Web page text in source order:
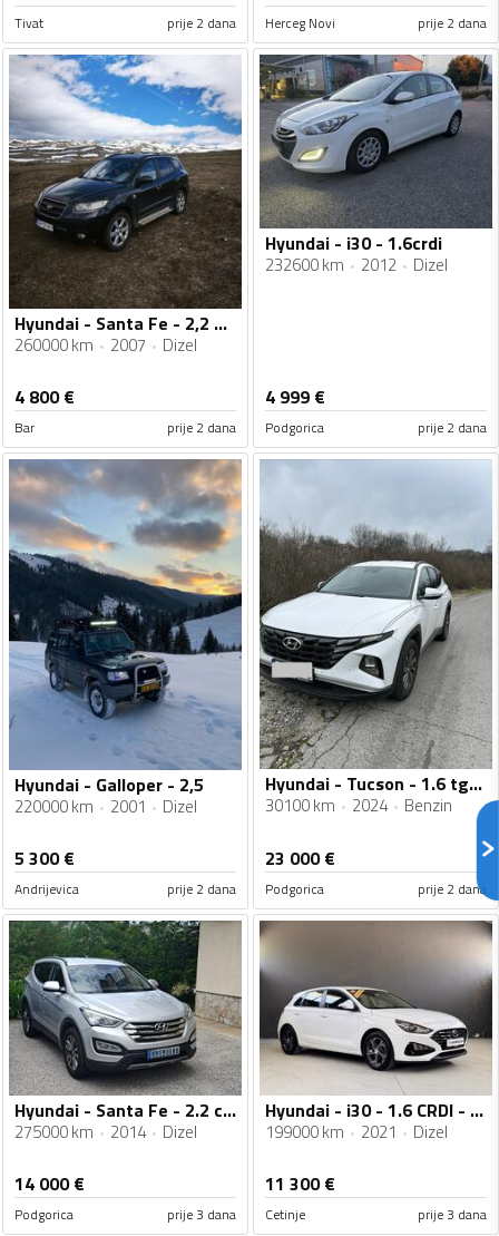
Tivat prije 2 dana Herceg Novi prije 2 dana
Hyundai - Santa Fe - 2,2 GLS CRDI
260000 km 2007 Dizel
4 800€
Bar prije 2 dana
Hyundai - i30 - 1.6crdi
232600 km 2012 Dizel
4 999 €
Podgorica prije 2 dana
Hyundai - Galloper - 2,5
220000 km 2001 Dizel
5 300€
Andrijevica prije 2 dana
Hyundai - Tucson - 1.6 tgdi style
30100 km 2024 Benzin
23 000€
Podgorica prije 2 dana
Hyundai - Santa Fe - 2.2 crdi 4x4
275000 km 2014 Dizel
14 000€
Podgorica prije 3 dana
Hyundai - i30 - 1.6 CRDI - 115 KS
199000 km 2021 Dizel
11 300€
Cetinje prije 3 dana